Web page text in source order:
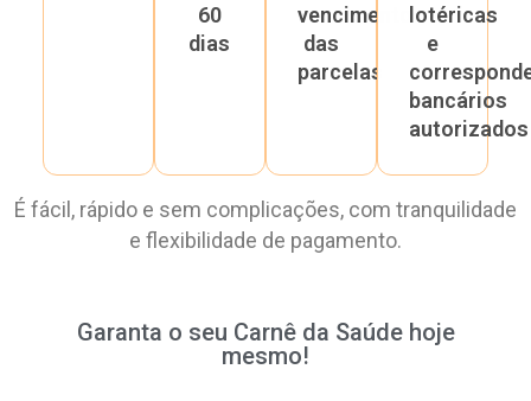
60
dias
vencimento
das
parcelas
lotéricas
e
bancários
autorizados
É fácil, rápido e sem complicações, com tranquilidade
e flexibilidade de pagamento.
Garanta o seu Carnê da Saúde hoje
mesmo!